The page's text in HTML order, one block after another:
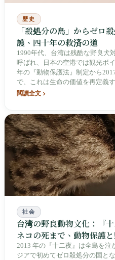
歴史
「殺処分の島」からゼロ
護、四十年の救済の道
1990年代、台湾は残酷な野良犬
呼ばれ、日本の空港では観光ボ
年の『動物保護法』制定から
で、これは生命の価値を再定義
閱讀全文
社会
台湾の野良動物文化：『
ネコの死まで、動物保護
問題
2013 年の『十二夜』は全島を泣
ジアで初めてゼロ殺処分の国と